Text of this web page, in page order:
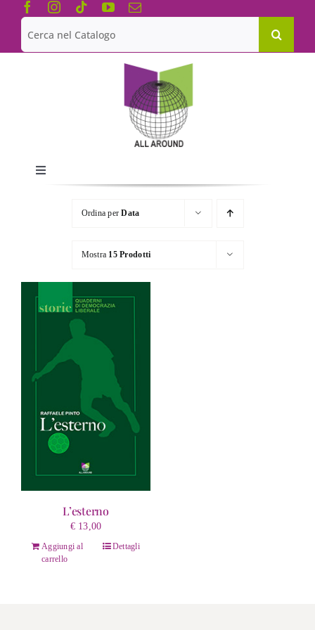
Salta
contenuto
Cerca
per:
Toggle
Navigation
Chi siamo
Le Collane
Catalogo
Ordina perData
Mostra 15 Prodotti
L’esterno
€13,00
Aggiungi al
carrello
Dettagli